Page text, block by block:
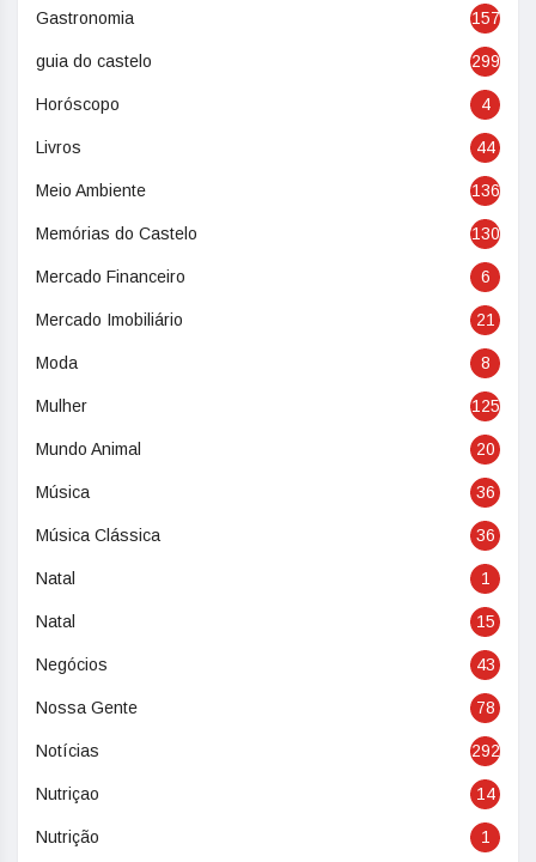
Gastronomia 157
guia do castelo 299
Horóscopo 4
Livros 44
Meio Ambiente 136
Memórias do Castelo 130
Mercado Financeiro 6
Mercado Imobiliário 21
Moda 8
Mulher 125
Mundo Animal 20
Música 36
Música Clássica 36
Natal 1
Natal 15
Negócios 43
Nossa Gente 78
Notícias 292
Nutriçao 14
Nutrição 1